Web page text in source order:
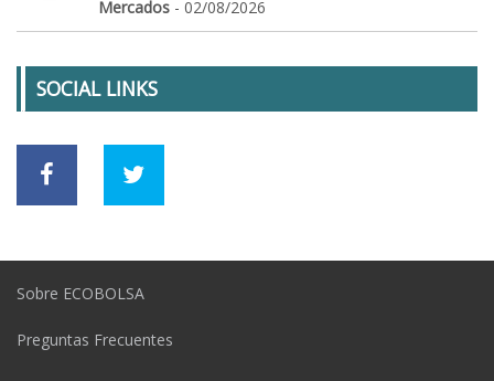
Mercados - 02/08/2026
SOCIAL LINKS
Sobre ECOBOLSA
Preguntas Frecuentes